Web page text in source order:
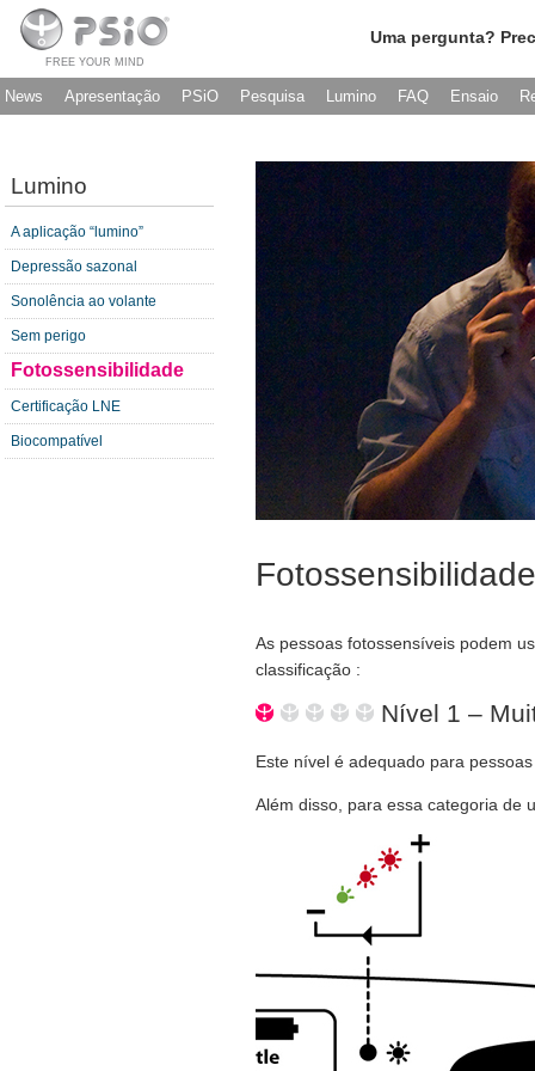
FREE YOUR MIND
Uma pergunta?
News Apresentação PSiO Pesquisa Lumino FAQ Ensaio
Lumino
A aplicação “lumino”
Depressão sazonal
Sonolência ao volante
Sem perigo
Fotossensibilidade
Certificação LNE
Biocompatível
Fotossensibilidade
As pessoas fotossensíveis podem
classificação :
Nível 1 –
Este nível é adequado para
Além disso, para essa categoria de